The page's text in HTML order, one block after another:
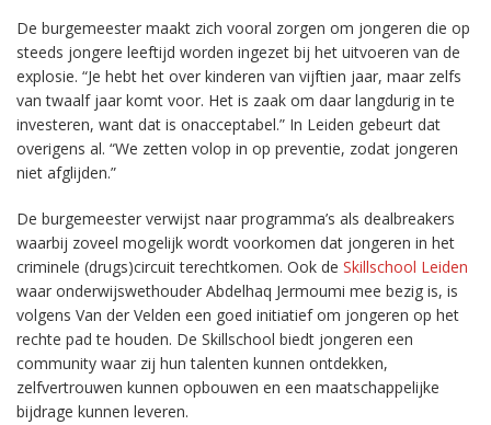
De burgemeester maakt zich vooral zorgen om jongeren die op
steeds jongere leeftijd worden ingezet bij het uitvoeren van de
explosie. “Je hebt het over kinderen van vijftien jaar, maar zelfs
van twaalf jaar komt voor. Het is zaak om daar langdurig in te
investeren, want dat is onacceptabel.” In Leiden gebeurt dat
overigens al. “We zetten volop in op preventie, zodat jongeren
niet afglijden.”
De burgemeester verwijst naar programma’s als dealbreakers
waarbij zoveel mogelijk wordt voorkomen dat jongeren in het
criminele (drugs)circuit terechtkomen. Ook de Skillschool Leiden
waar onderwijswethouder Abdelhaq Jermoumi mee bezig is, is
volgens Van der Velden een goed initiatief om jongeren op het
rechte pad te houden. De Skillschool biedt jongeren een
community waar zij hun talenten kunnen ontdekken,
zelfvertrouwen kunnen opbouwen en een maatschappelijke
bijdrage kunnen leveren.